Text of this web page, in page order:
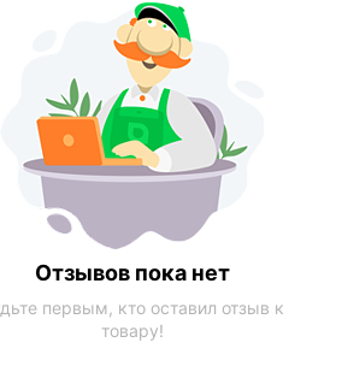
Отзывов пока нет
первым, кто оставил отзыв к
товару!